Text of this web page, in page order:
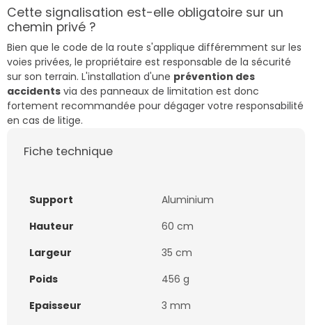
Cette signalisation est-elle obligatoire sur un
chemin privé ?
Bien que le code de la route s'applique différemment sur les
voies privées, le propriétaire est responsable de la sécurité
sur son terrain. L'installation d'une prévention des
accidents via des panneaux de limitation est donc
fortement recommandée pour dégager votre responsabilité
en cas de litige.
Fiche technique
Support
Aluminium
Hauteur
60 cm
Largeur
35 cm
Poids
456 g
Epaisseur
3 mm